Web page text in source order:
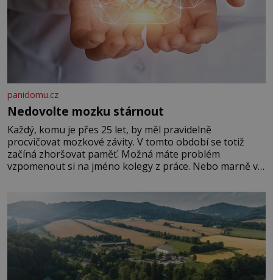
panidomu.cz
Nedovolte mozku stárnout
Každý, komu je přes 25 let, by měl pravidelně
procvičovat mozkové závity. V tomto období se totiž
začíná zhoršovat paměť. Možná máte problém
vzpomenout si na jméno kolegy z práce. Nebo marně v
Je to opravdu tak, s věkem jako kdyby se paměť
rozhodla stávkovat. Cvičte